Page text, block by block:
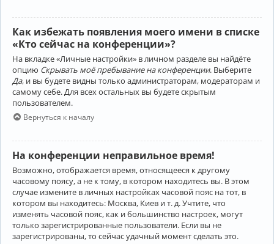
Как избежать появления моего имени в списке
«Кто сейчас на конференции»?
На вкладке «Личные настройки» в личном разделе вы найдёте
опцию Скрывать моё пребывание на конференции. Выберите
Да, и вы будете видны только администраторам, модераторам и
самому себе. Для всех остальных вы будете скрытым
пользователем.
Вернуться к началу
На конференции неправильное время!
Возможно, отображается время, относящееся к другому
часовому поясу, а не к тому, в котором находитесь вы. В этом
случае измените в личных настройках часовой пояс на тот, в
котором вы находитесь: Москва, Киев и т. д. Учтите, что
изменять часовой пояс, как и большинство настроек, могут
только зарегистрированные пользователи. Если вы не
зарегистрированы, то сейчас удачный момент сделать это.